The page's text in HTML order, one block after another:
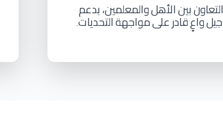
التعاونبينالأهلوالمعلمين،بدعم
جيلواعٍقادرعلىمواجهةالتحديات.